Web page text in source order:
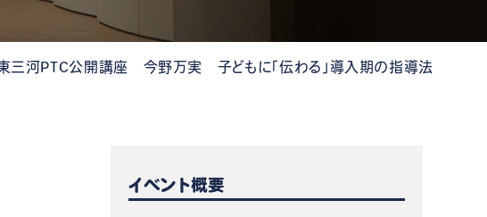
三河PTC公開講座 今野万実 子どもに「伝わる」導入期の指導法
イベント概要